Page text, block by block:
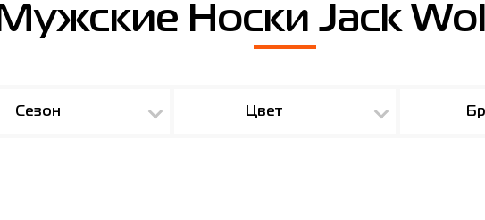
Мужские Носки Jack
Сезон Цвет